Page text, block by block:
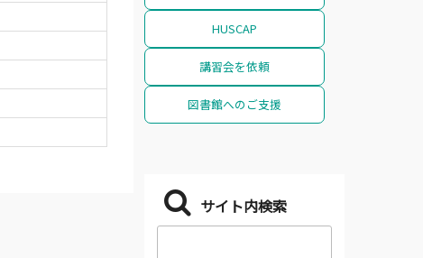
HUSCAP
講習会を依頼
図書館へのご支援
サイト内検索